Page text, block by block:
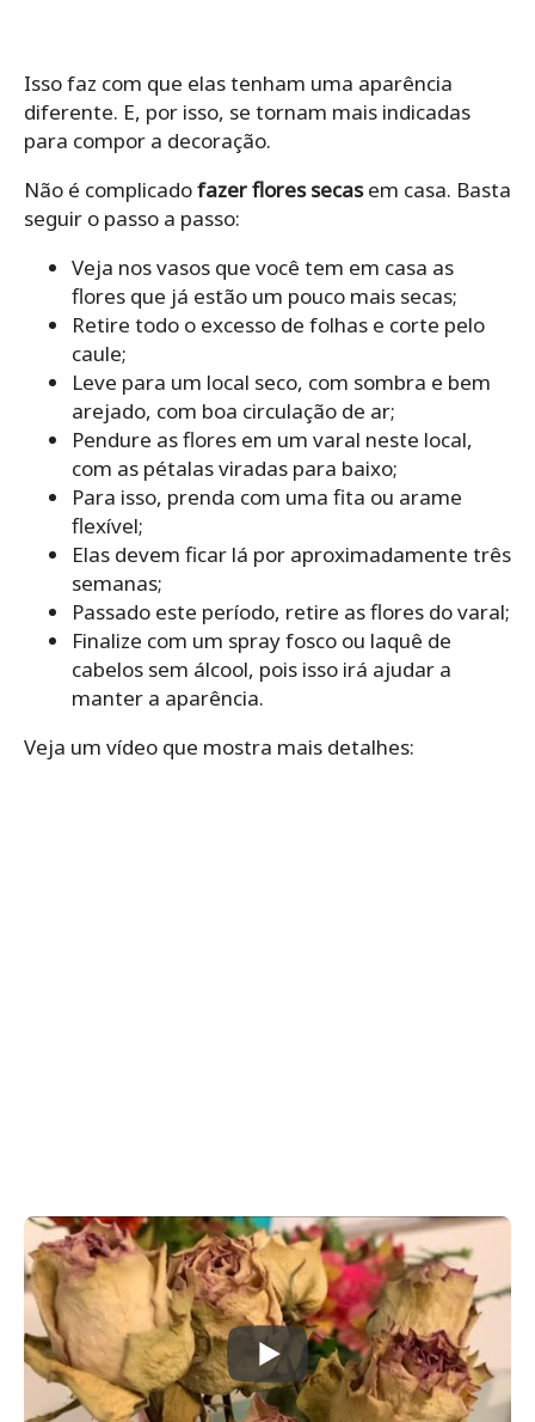
Isso faz com que elas tenham uma aparência
diferente. E, por isso, se tornam mais indicadas
para compor a decoração.
Não é complicadofazerflores secasem casa. Basta
seguir o passo a passo:
Veja nos vasos que você tem em casa as
flores que já estão um pouco mais secas;
Retire todo o excesso de folhas e corte pelo
caule;
Leve para um local seco, com sombra e bem
arejado, com boa circulação de ar;
Pendure as flores em um varal neste local,
com as pétalas viradas para baixo;
Para isso, prenda com uma fita ou arame
flexível;
Elas devem ficar lá por aproximadamente três
semanas;
Passado este período, retire as flores do varal;
Finalize com um spray fosco ou laquê de
cabelos sem álcool, pois isso irá ajudar a
manter a aparência.
Veja um vídeo que mostra mais detalhes: